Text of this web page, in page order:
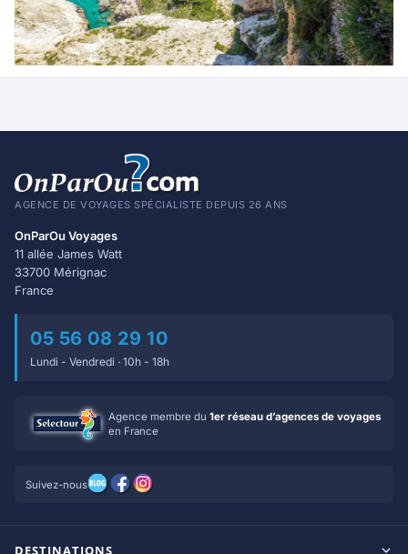
AGENCE DE VOYAGES SPÉCIALISTE DEPUIS 26 ANS
OnParOu Voyages
11 allée James Watt
33700 Mérignac
France
05 56 08 29 10
Lundi - Vendredi · 10h - 18h
Agence membre du 1er réseau d’agences de voyages
en France
Suivez-nous